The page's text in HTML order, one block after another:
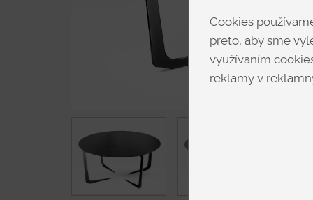
Cookies
preto, aby sme
využívaním
reklamy v